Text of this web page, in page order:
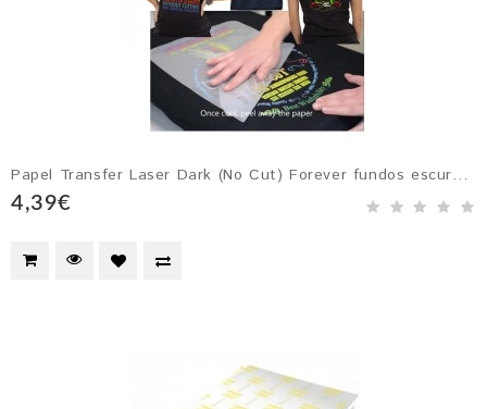
Papel Transfer Laser Dark (No Cut) Forever fundos escuros - Papel A - ...
4,39€